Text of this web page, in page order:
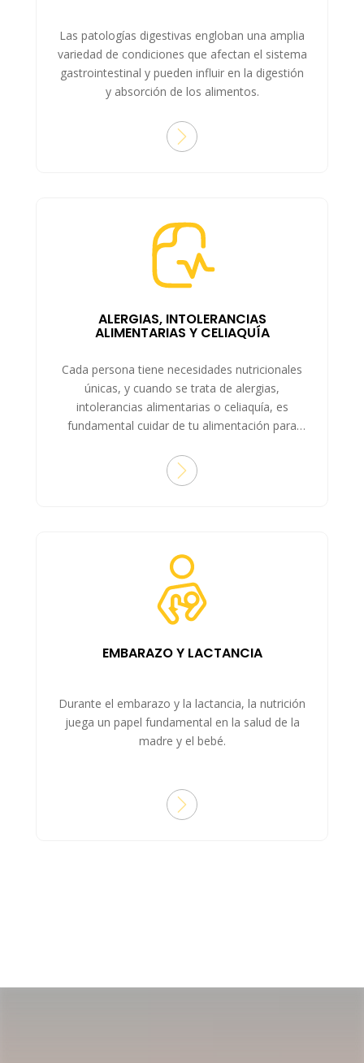
Las patologías digestivas engloban una amplia
variedad de condiciones que afectan el sistema
gastrointestinal y pueden influir en la digestión
y absorción de los alimentos.
ALERGIAS, INTOLERANCIAS
ALIMENTARIAS Y CELIAQUÍA
Cada persona tiene necesidades nutricionales
únicas, y cuando se trata de alergias,
intolerancias alimentarias o celiaquía, es
fundamental cuidar de tu alimentación para
EMBARAZO Y LACTANCIA
Durante el embarazo y la lactancia, la nutrición
juega un papel fundamental en la salud de la
madre y el bebé.